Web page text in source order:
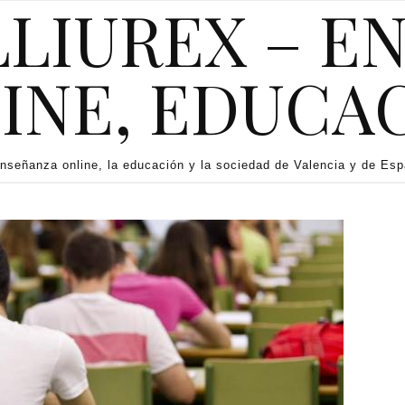
–
online, la educación y la sociedad de Valencia y de